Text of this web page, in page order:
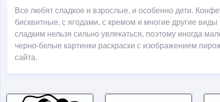
Все любят сладкое и взрослые, и особенно дети.
бисквитные, с ягодами, с кремом и многие другие
сладким нельзя сильно увлекаться, поэтому иногда
черно-белые картинки раскраски с изображением
сайта.